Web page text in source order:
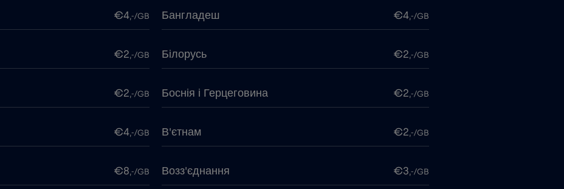
€4,-/GB Бангладеш €4,-/GB
€2,-/GB Білорусь €2,-/GB
€2,-/GB Боснія і Герцеговина €2,-/GB
€4,-/GB В'єтнам €2,-/GB
€8,-/GB Возз'єднання €3,-/GB